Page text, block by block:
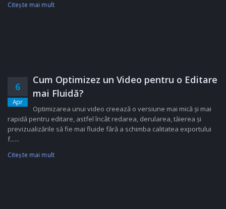
Citeşte mai mult
6
Apr
Cum Optimizez un Video pentru o Editare
mai Fluidă?
Optimizarea unui video creează o versiune mai mică și mai
rapidă pentru editare, astfel încât redarea, derularea, tăierea și
previzualizările să fie mai fluide fără a schimba calitatea exportului
f......
Citeşte mai mult